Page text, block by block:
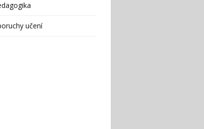
učení